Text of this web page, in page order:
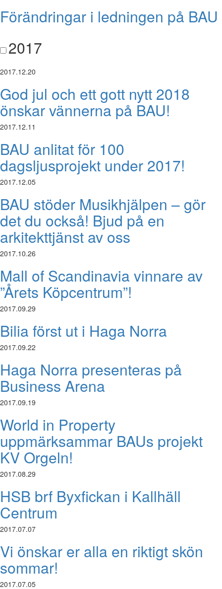
Förändringar i ledningen på BAU
2017
2017.12.20
God jul och ett gott nytt 2018
önskar vännerna på BAU!
2017.12.11
BAU anlitat för 100
dagsljusprojekt under 2017!
2017.12.05
BAU stöder Musikhjälpen – gör
det du också! Bjud på en
arkitekttjänst av oss
2017.10.26
Mall of Scandinavia vinnare av
”Årets Köpcentrum”!
2017.09.29
Bilia först ut i Haga Norra
2017.09.22
Haga Norra presenteras på
Business Arena
2017.09.19
World in Property
uppmärksammar BAUs projekt
KV Orgeln!
2017.08.29
HSB brf Byxfickan i Kallhäll
Centrum
2017.07.07
Vi önskar er alla en riktigt skön
sommar!
2017.07.05